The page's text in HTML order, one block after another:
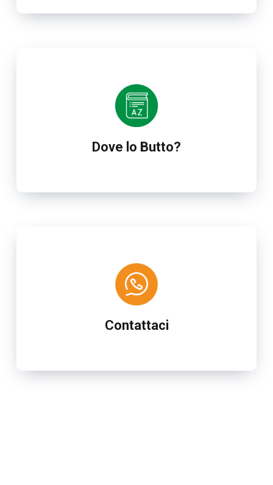
Dove lo Butto?
Contattaci